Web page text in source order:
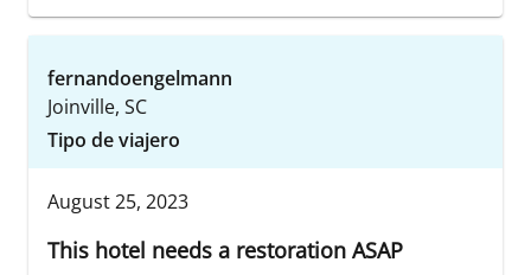
fernandoengelmann
Joinville, SC
Tipo de viajero
August 25, 2023
This hotel needs a restoration ASAP